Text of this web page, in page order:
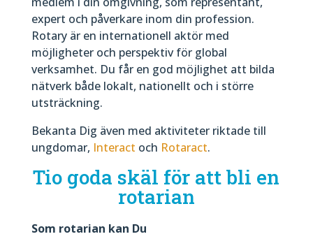
expert och påverkare inom din profession.
Rotary är en internationell aktör med
möjligheter och perspektiv för global
verksamhet. Du får en god möjlighet att bilda
nätverk både lokalt, nationellt och i större
utsträckning.
Bekanta Dig även med aktiviteter riktade till
ungdomar, Interact och Rotaract.
Tio goda skäl för att bli en
rotarian
Som rotarian kan Du